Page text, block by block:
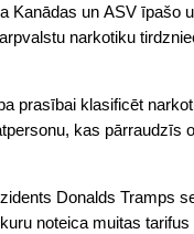
Kanādas un ASV īpašo
narkotiku
prasībai klasificēt
kas pārraudzīs
Donalds Tramps
noteica muitas tarifus